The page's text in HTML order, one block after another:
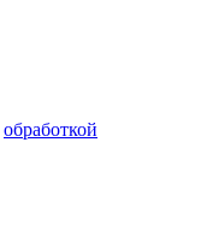
обработкой